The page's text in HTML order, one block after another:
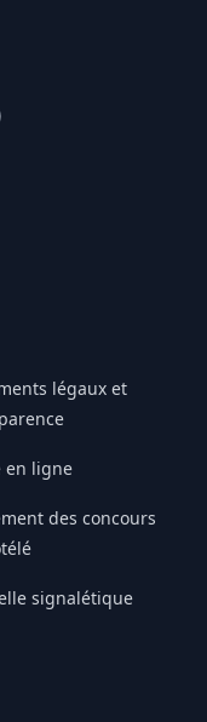
légaux et
en ligne
des concours
signalétique